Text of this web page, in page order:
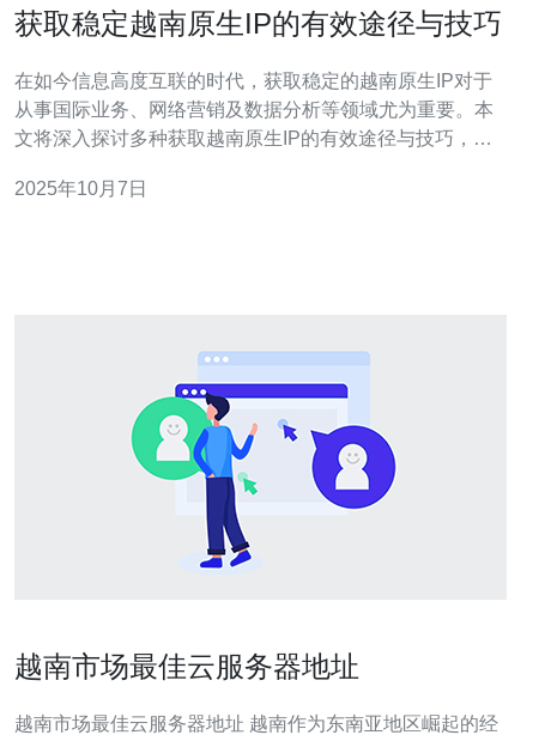
获取稳定越南原生IP的有效途径与技巧
在如今信息高度互联的时代，获取稳定的越南原生IP对于
从事国际业务、网络营销及数据分析等领域尤为重要。本
文将深入探讨多种获取越南原生IP的有效途径与技巧，帮
获取越南原生IP？ 获取越南原生IP的方式主要有几种，其
2025年10月7日
越南市场最佳云服务器地址
越南市场最佳云服务器地址 越南作为东南亚地区崛起的经